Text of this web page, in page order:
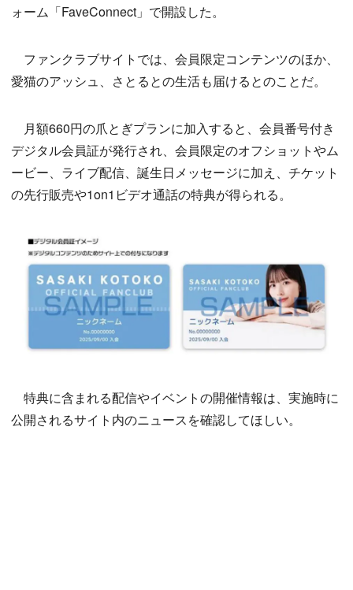
ォーム「FaveConnect」で開設した。
ファンクラブサイトでは、会員限定コンテンツのほか、
愛猫のアッシュ、さとるとの生活も届けるとのことだ。
月額660円の爪とぎプランに加入すると、会員番号付き
デジタル会員証が発行され、会員限定のオフショットやム
ービー、ライブ配信、誕生日メッセージに加え、チケット
の先行販売や1on1ビデオ通話の特典が得られる。
特典に含まれる配信やイベントの開催情報は、実施時に
公開されるサイト内のニュースを確認してほしい。